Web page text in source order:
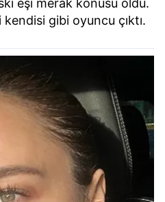
eşi merak konusu oldu.
gibi oyuncu çıktı.